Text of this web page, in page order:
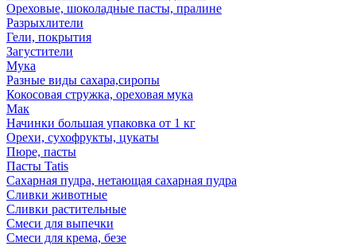
Ореховые, шоколадные пасты, пралине
Разрыхлители
Гели, покрытия
Загустители
Мука
Разные виды сахара,сиропы
Кокосовая стружка, ореховая мука
Мак
Начинки большая упаковка от 1 кг
Орехи, сухофрукты, цукаты
Пюре, пасты
Пасты Tatis
Сахарная пудра, нетающая сахарная пудра
Сливки животные
Сливки растительные
Смеси для выпечки
Смеси для крема, безе